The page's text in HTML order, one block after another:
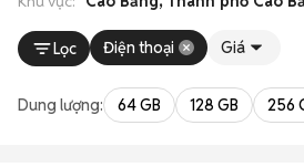
Lọc Điện thoại Giá
Dung lượng: 64 GB 128 GB 256